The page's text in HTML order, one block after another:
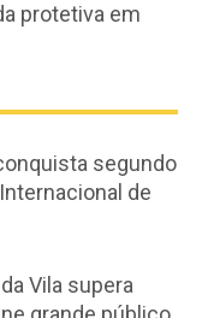
protetiva em
segundo
de
Vila supera